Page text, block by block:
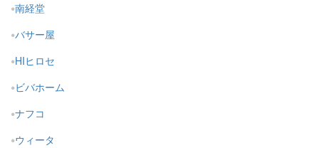
南経堂
バサー屋
HIヒロセ
ビバホーム
ナフコ
ウィータ